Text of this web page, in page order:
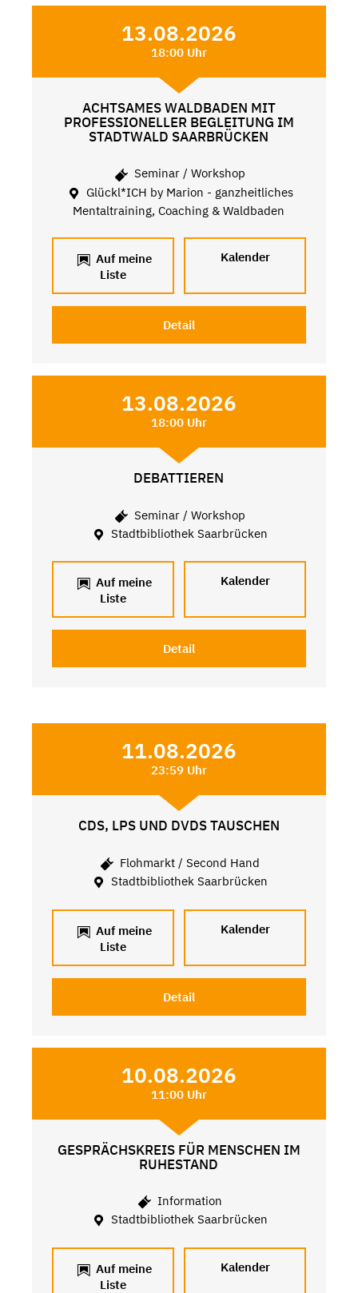
13.08.2026
18:00 Uhr
ACHTSAMES WALDBADEN MIT
PROFESSIONELLER BEGLEITUNG IM
STADTWALD SAARBRÜCKEN
Seminar / Workshop
Glückl*ICH by Marion - ganzheitliches
Mentaltraining, Coaching & Waldbaden
Auf meine
Liste
Kalender
Detail
13.08.2026
18:00 Uhr
DEBATTIEREN
Seminar / Workshop
Stadtbibliothek Saarbrücken
Auf meine
Liste
Kalender
Detail
11.08.2026
23:59 Uhr
CDS, LPS UND DVDS TAUSCHEN
Flohmarkt / Second Hand
Stadtbibliothek Saarbrücken
Auf meine
Liste
Kalender
Detail
10.08.2026
11:00 Uhr
GESPRÄCHSKREIS FÜR MENSCHEN IM
RUHESTAND
Information
Stadtbibliothek Saarbrücken
Auf meine
Liste
Kalender